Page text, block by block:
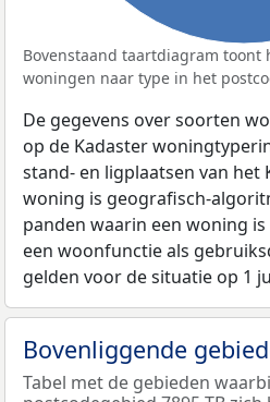
Bovenstaand taartdiagram toont
woningen naar type in het
De gegevens over soorten
op de Kadaster
stand- en ligplaatsen van het
woning is geografisch-
panden waarin een woning
een woonfunctie als
gelden voor de situatie op 1
Bovenliggende
Tabel met de gebieden